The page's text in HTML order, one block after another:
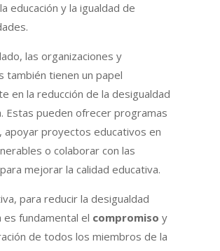
educación y la igualdad de
las organizaciones y
también tienen un papel
en la reducción de la desigualdad
Estas pueden ofrecer programas
apoyar proyectos educativos en
o colaborar con las
mejorar la calidad educativa.
para reducir la desigualdad
es fundamental el compromiso y
de todos los miembros de la